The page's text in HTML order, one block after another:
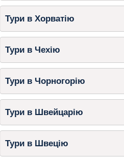
Тури в Хорватію
Тури в Чехію
Тури в Чорногорію
Тури в Швейцарію
Тури в Швецію